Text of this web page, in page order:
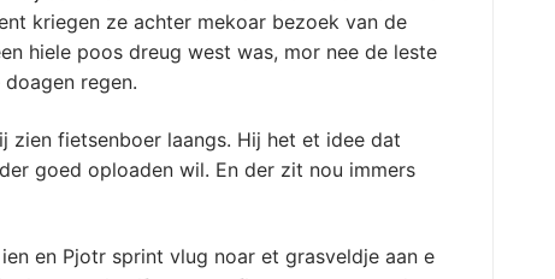
kriegen ze achter mekoar bezoek van de
hiele poos dreug west was, mor nee de leste
regen.
zien fietsenboer laangs. Hij het et idee dat
goed oploaden wil. En der zit nou immers
en Pjotr sprint vlug noar et grasveldje aan e